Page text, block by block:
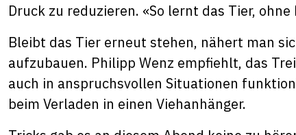
Druck zu reduzieren. «So lernt das Tier,
Bleibt das Tier erneut stehen, nähert man
aufzubauen. Philipp Wenz empfiehlt, das
auch in anspruchsvollen Situationen
beim Verladen in einen Viehanhänger.